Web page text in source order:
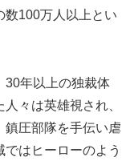
数100万人以上とい
30年以上の独裁体
々は英雄視され、
鎮圧部隊を手伝い虐
はヒーローのよう